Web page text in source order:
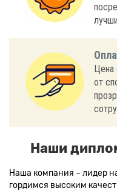
Цена
от
Наши
Наша компания – лидер
гордимся высоким